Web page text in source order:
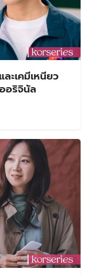
ะเคมีเหนียว
อริจินัล